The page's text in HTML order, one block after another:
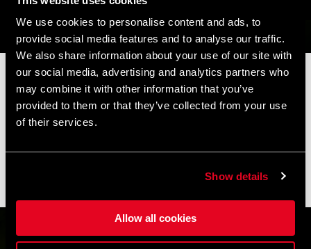
We use cookies to personalise content and ads, to
provide social media features and to analyse our traffic.
We also share information about your use of our site with
our social media, advertising and analytics partners who
may combine it with other information that you’ve
provided to them or that they’ve collected from your use
of their services.
Show details
Allow all cookies
📦 SOMMERFERIENHINWEIS 📦
Unser Büro und unser Lager bleiben vom8. bis 17. August
aufgrund der Sommerpause geschlossen.